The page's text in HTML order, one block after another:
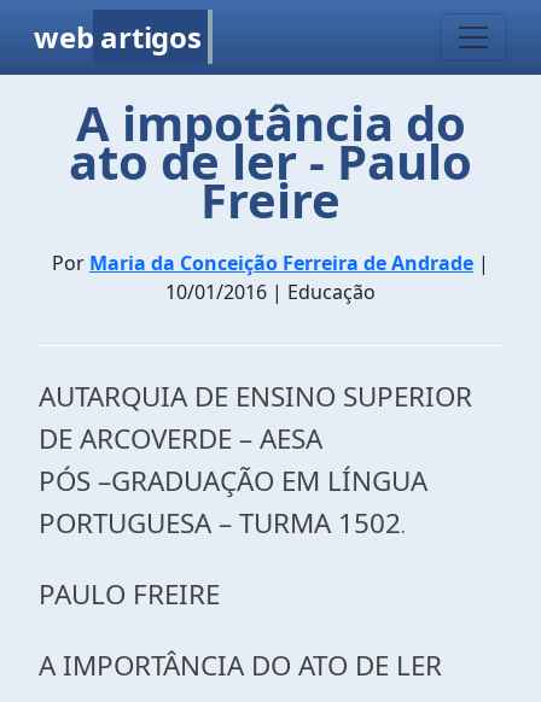
web artigos
A impotância do
ato de ler - Paulo
Freire
Por Maria da Conceição Ferreira de Andrade |
10/01/2016 | Educação
AUTARQUIA DE ENSINO SUPERIOR
DE ARCOVERDE – AESA
PÓS –GRADUAÇÃO EM LÍNGUA
PORTUGUESA – TURMA 1502.
PAULO FREIRE
A IMPORTÂNCIA DO ATO DE LER